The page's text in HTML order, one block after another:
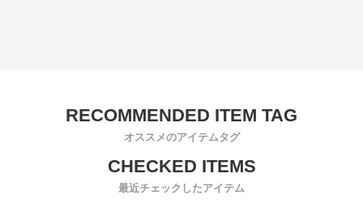
オススメのアイテムタグ
最近チェックしたアイテム